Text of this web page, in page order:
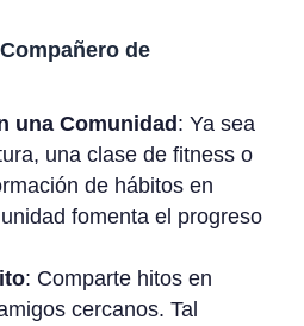
de
una Comunidad : Ya sea
una clase de fitness o
de hábitos en
fomenta el progreso
: Comparte hitos en
cercanos. Tal